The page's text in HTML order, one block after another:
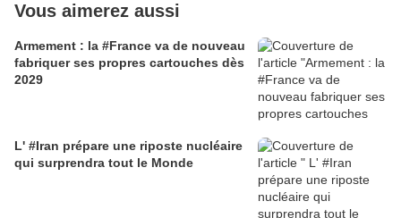
Vous aimerez aussi
Armement : la #France va de nouveau
fabriquer ses propres cartouches dès
2029
L' #Iran prépare une riposte nucléaire
qui surprendra tout le Monde